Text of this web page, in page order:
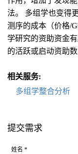
法。 多组学也变得
测序的成本（价格/
学研究的资助资金
的活跃或启动资助
相关服务:
多组学整合分析
提交需求
姓名 *